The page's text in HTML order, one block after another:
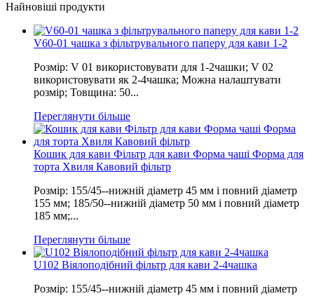
Найновіші продукти
V60-01 чашка з фільтрувального паперу для кави 1-2
Розмір: V 01 використовувати для 1-2чашки; V 02
використовувати як 2-4чашка; Можна налаштувати
розмір; Товщина: 50...
Переглянути більше
Кошик для кави Фільтр для кави Форма чаші Форма для
торта Хвиля Кавовий фільтр
Розмір: 155/45--нижній діаметр 45 мм і повний діаметр
155 мм; 185/50--нижній діаметр 50 мм і повний діаметр
185 мм;...
Переглянути більше
U102 Віялоподібний фільтр для кави 2-4чашка
Розмір: 155/45--нижній діаметр 45 мм і повний діаметр